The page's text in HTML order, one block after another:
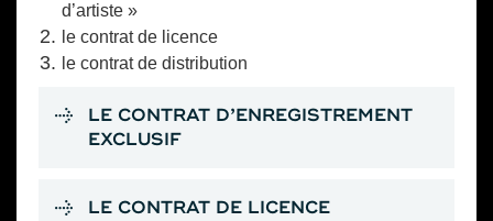
d’artiste »
le contrat de licence
le contrat de distribution
LE CONTRAT D’ENREGISTREMENT
EXCLUSIF
LE CONTRAT DE LICENCE